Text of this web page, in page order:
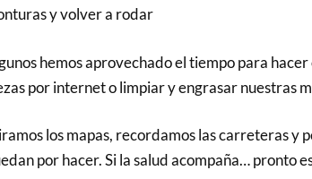
y volver a rodar
hemos aprovechado el tiempo para
por internet o limpiar y engrasar nuestras
los mapas, recordamos las carreteras y
por hacer. Si la salud acompaña… pronto